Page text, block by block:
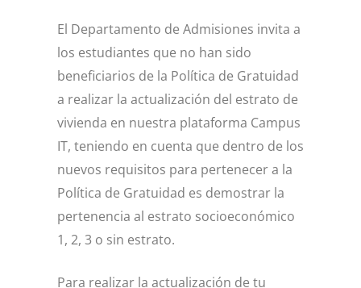
El Departamento de Admisiones invita a
los estudiantes que no han sido
beneficiarios de la Política de Gratuidad
a realizar la actualización del estrato de
vivienda en nuestra plataforma Campus
IT, teniendo en cuenta que dentro de los
nuevos requisitos para pertenecer a la
Política de Gratuidad es demostrar la
pertenencia al estrato socioeconómico
1, 2, 3 o sin estrato.
Para realizar la actualización de tu